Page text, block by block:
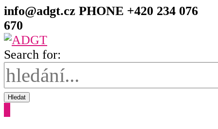
info@adgt.cz PHONE +420 234 076
670
Search for:
Hledat